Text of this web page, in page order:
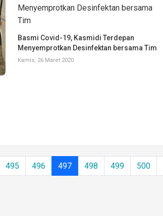
Basmi Covid-19, Kasmidi Terdepan
Menyemprotkan Desinfektan bersama Tim
Kamis, 26 Maret 2020
495 496 497 498 499 500